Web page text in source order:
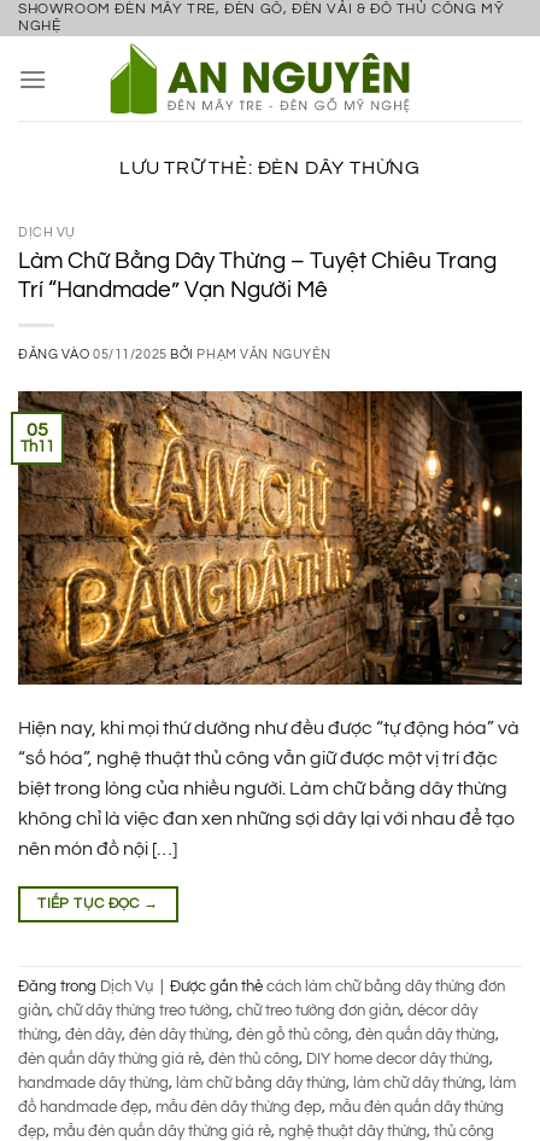
Bỏ
nội
SHOWROOM ĐÈN MÂY TRE, ĐÈN GỖ, ĐÈN VẢI & ĐỒ THỦ CÔNG MỸ
NGHỆ
LƯU TRỮ THẺ: ĐÈN DÂY THỪNG
DỊCH VỤ
Làm Chữ Bằng Dây Thừng – Tuyệt Chiêu Trang
Trí “Handmade” Vạn Người Mê
ĐĂNG VÀO05/11/2025 BỞI PHẠM VĂN NGUYÊN
05
Th11
Hiện nay, khi mọi thứ dường như đều được “tự động hóa” và
“số hóa”, nghệ thuật thủ công vẫn giữ được một vị trí đặc
biệt trong lòng của nhiều người. Làm chữ bằng dây thừng
không chỉ là việc đan xen những sợi dây lại với nhau để tạo
nên món đồ nội […]
TIẾP TỤC ĐỌC →
Đăng trong Dịch Vụ Được gắn thẻ cách làm chữ bằng dây thừng đơn
giản, chữ dây thừng treo tường, chữ treo tường đơn giản, décor dây
thừng, đèn dây, đèn dây thừng, đèn gỗ thủ công, đèn quấn dây thừng,
đèn quấn dây thừng giá rẻ, đèn thủ công, DIY home decor dây thừng,
handmade dây thừng, làm chữ bằng dây thừng, làm chữ dây thừng, làm
đồ handmade đẹp, mẫu đèn dây thừng đẹp, mẫu đèn quấn dây thừng
đẹp, mẫu đèn quấn dây thừng giá rẻ, nghệ thuật dây thừng, thủ công